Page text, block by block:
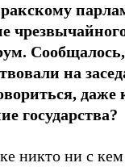
на
даже
государства?
никто ни с